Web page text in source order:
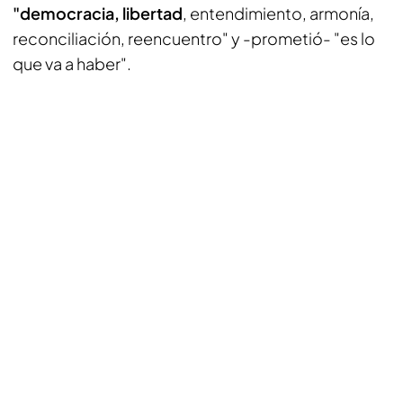
"democracia, libertad, entendimiento, armonía,
reconciliación, reencuentro" y -prometió- "es lo
que va a haber".